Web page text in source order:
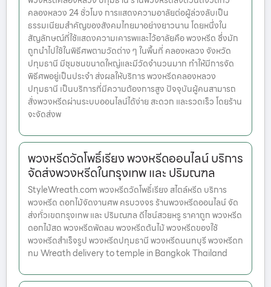
คลองหลวง 24 ชั่วโมง การแสดงความอาลัยต่อผู้ล่วงลับเป็น
ธรรมเนียมสำคัญของสังคมไทยมาอย่างยาวนาน โดยหนึ่งใน
สัญลักษณ์ที่ใช้แสดงความเคารพและไว้อาลัยคือ พวงหรีด ซึ่งมัก
ถูกนำไปใช้ในพิธีศพตามวัดต่าง ๆ ในพื้นที่ คลองหลวง จังหวัด
ปทุมธานี มีชุมชนขนาดใหญ่และมีวัดจำนวนมาก ทำให้มีการจัด
พิธีศพอยู่เป็นประจำ ส่งผลให้บริการ พวงหรีดคลองหลวง
ปทุมธานี เป็นบริการที่มีความต้องการสูง ปัจจุบันผู้คนสามารถ
สั่งพวงหรีดผ่านระบบออนไลน์ได้ง่าย สะดวก และรวดเร็ว โดยร้าน
จะจัดส่งพ
พวงหรีดวัดโพธิ์เรียง พวงหรีดออนไลน์ บริการ
จัดส่งพวงหรีดในกรุงเทพ และ ปริมณฑล
StyleWreath.com พวงหรีดวัดโพธิ์เรียง สไตล์หรีด บริการ
พวงหรีด ดอกไม้จัดงานศพ ครบวงจร ร้านพวงหรีดออนไลน์ จัด
ส่งทั่วเขตกรุงเทพ และ ปริมณฑล ดีไซน์สวยหรู ราคาถูก พวงหรีด
ดอกไม้สด พวงหรีดพัดลม พวงหรีดต้นไม้ พวงหรีดของใช้
พวงหรีดสำเร็จรูป พวงหรีดปทุมธานี พวงหรีดนนทบุรี พวงหรีดก
ทม Wreath delivery to temple in Bangkok Thailand